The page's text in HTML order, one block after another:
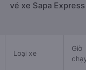
vé xe Sapa Express
Loại xe
Giờ